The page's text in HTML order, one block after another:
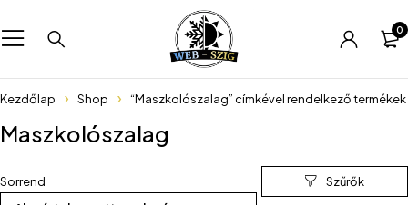
0
Kezdőlap Shop “Maszkolószalag” címkével rendelkező termékek
Maszkolószalag
Sorrend